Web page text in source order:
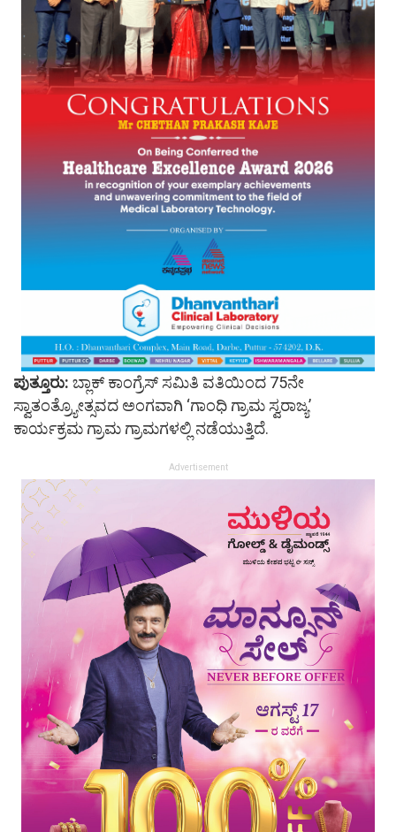
ಪುತ್ತೂರು: ಬ್ಲಾಕ್ ಕಾಂಗ್ರೆಸ್ ಸಮಿತಿ ವತಿಯಿಂದ 75ನೇ
ಸ್ವಾತಂತ್ರ್ಯೋತ್ಸವದ ಅಂಗವಾಗಿ ‘ಗಾಂಧಿ ಗ್ರಾಮ ಸ್ವರಾಜ್ಯ’
ಕಾರ್ಯಕ್ರಮ ಗ್ರಾಮ ಗ್ರಾಮಗಳಲ್ಲಿ ನಡೆಯುತ್ತಿದೆ.
Advertisement